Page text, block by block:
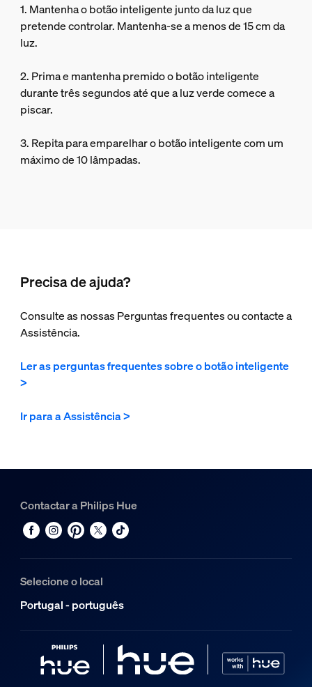
1. Mantenha o botão inteligente junto da luz que
pretende controlar. Mantenha-se a menos de 15 cm da
luz.
2. Prima e mantenha premido o botão inteligente
durante três segundos até que a luz verde comece a
piscar.
3. Repita para emparelhar o botão inteligente com um
máximo de 10 lâmpadas.
Precisa de ajuda?
Consulte as nossas Perguntas frequentes ou contacte a
Assistência.
Ler as perguntas frequentes sobre o botão inteligente
>
Ir para a Assistência >
Contactar a Philips Hue
Selecione o local
Portugal - português